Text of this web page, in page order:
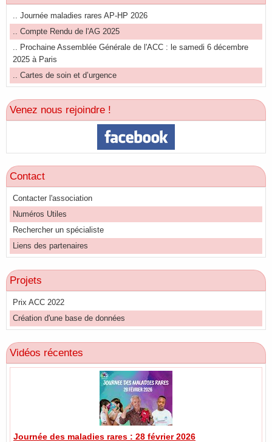
.. Journée maladies rares AP-HP 2026
.. Compte Rendu de l'AG 2025
.. Prochaine Assemblée Générale de l'ACC : le samedi 6 décembre
2025 à Paris
.. Cartes de soin et d’urgence
Venez nous rejoindre !
Contact
Contacter l'association
Numéros Utiles
Rechercher un spécialiste
Liens des partenaires
Projets
Prix ACC 2022
Création d'une base de données
Vidéos récentes
Journée des maladies rares : 28 février 2026